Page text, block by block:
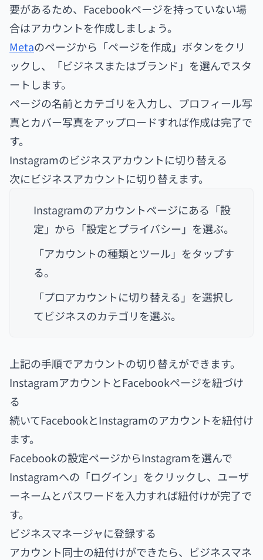
要があるため、Facebookページを持っていない場
合はアカウントを作成しましょう。
Metaのページから「ページを作成」ボタンをクリ
ックし、「ビジネスまたはブランド」を選んでスタ
ートします。
ページの名前とカテゴリを入力し、プロフィール写
真とカバー写真をアップロードすれば作成は完了で
す。
Instagramのビジネスアカウントに切り替える
次にビジネスアカウントに切り替えます。
Instagramのアカウントページにある「設
定」から「設定とプライバシー」を選ぶ。
「アカウントの種類とツール」をタップす
る。
「プロアカウントに切り替える」を選択し
てビジネスのカテゴリを選ぶ。
上記の手順でアカウントの切り替えができます。
InstagramアカウントとFacebookページを紐づけ
る
続いてFacebookとInstagramのアカウントを紐付け
ます。
Facebookの設定ページからInstagramを選んで
Instagramへの「ログイン」をクリックし、ユーザ
ーネームとパスワードを入力すれば紐付けが完了で
す。
ビジネスマネージャに登録する
アカウント同士の紐付けができたら、ビジネスマネ